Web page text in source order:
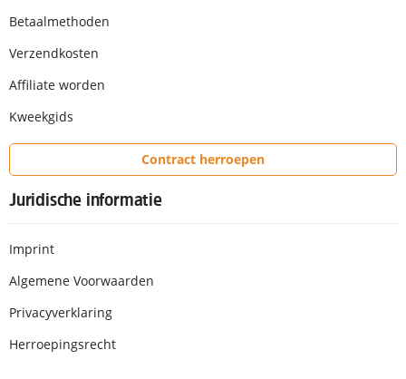
Betaalmethoden
Verzendkosten
Affiliate worden
Kweekgids
Contract herroepen
Juridische informatie
Imprint
Algemene Voorwaarden
Privacyverklaring
Herroepingsrecht